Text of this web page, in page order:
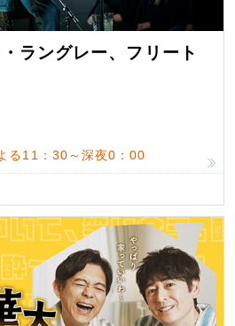
ラングレー、フリート
る11：30～深夜0：00